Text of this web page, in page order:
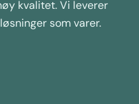
kvalitet. Vi leverer
som varer.